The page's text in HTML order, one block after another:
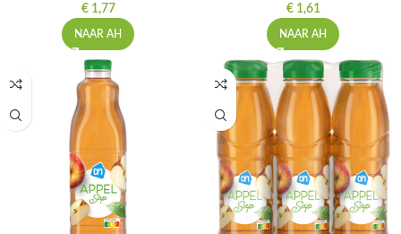
€1,77
NAAR AH
€1,61
NAAR AH